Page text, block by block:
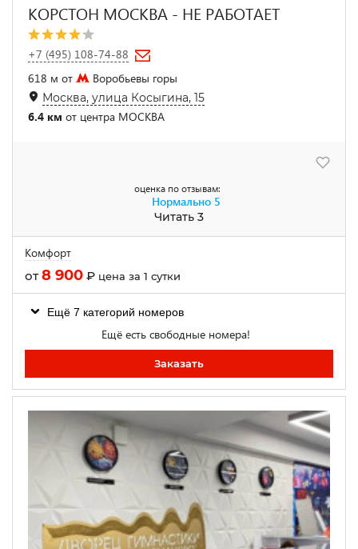
КОРСТОН МОСКВА - НЕ РАБОТАЕТ
+7 (495) 108-74-88
618 м от
Воробьевы горы
Москва, улица Косыгина, 15
6.4 км от центра МОСКВА
оценка по отзывам:
Нормально 5
Читать 3
Комфорт
от8 900 ₽ цена за 1 сутки
Ещё 7 категорий номеров
Ещё есть свободные номера!
Заказать